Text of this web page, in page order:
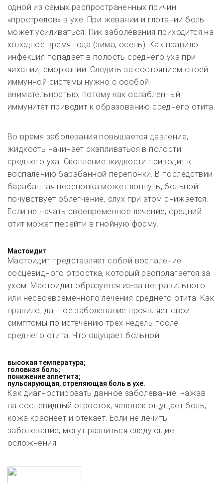
одной из самых распространенных причин
«прострелов» в ухе. При жевании и глотании боль
может усиливаться. Пик заболевания приходится на
холодное время года (зима, осень). Как правило
инфекция попадает в полость среднего уха при
чихании, сморкании. Следить за состоянием своей
иммунной системы нужно с особой
внимательностью, потому как ослабленный
иммунитет приводит к образованию среднего отита.
Во время заболевания повышается давление,
жидкость начинает скапливаться в полости
среднего уха. Скопление жидкости приводит к
воспалению барабанной перепонки. В последствии
барабанная перепонка может лопнуть, больной
почувствует облегчение, слух при этом снижается.
Если не начать своевременное лечение, средний
отит может перейти в гнойную форму.
Мастоидит
Мастоидит представляет собой воспаление
сосцевидного отростка, который располагается за
ухом. Мастоидит образуется из-за неправильного
или несвоевременного лечения среднего отита. Как
правило, данное заболевание проявляет свои
симптомы по истечению трех недель после
среднего отита. Что ощущает больной:
высокая температура;
головная боль;
понижение аппетита;
пульсирующая, стреляющая боль в ухе.
Как диагностировать данное заболевание: нажав
на сосцевидный отросток, человек ощущает боль,
кожа краснеет и отекает. Если не лечить
заболевание, могут развиться следующие
осложнения: